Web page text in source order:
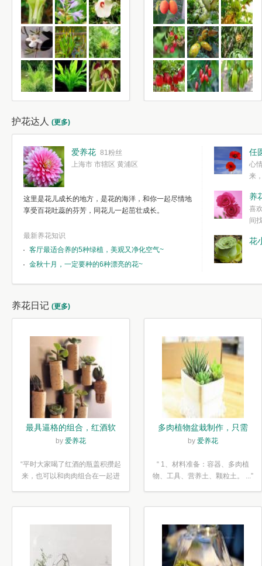
护花达人 (更多)
爱养花 81粉丝
上海市 市辖区 黄浦区
这里是花儿成长的地方，是花的海洋，和你一起尽情地
享受百花吐蕊的芬芳，同花儿一起茁壮成长。
最新养花知识
客厅最适合养的5种绿植，美观又净化空气~
金秋十月，一定要种的6种漂亮的花~
任
心
来
简单愉快的心
我们自己复杂
养
喜
间
花
养花日记 (更多)
最具逼格的组合，红酒软
木塞diy多肉植物盆栽
by 爱养花
“平时大家喝了红酒的瓶盖积攒起
来，也可以和肉肉组合在一起进
多肉植物盆栽制作，只需
简单6步
by 爱养花
“ 1、材料准备：容器、多肉植
物、工具、营养土、颗粒土。 ...”